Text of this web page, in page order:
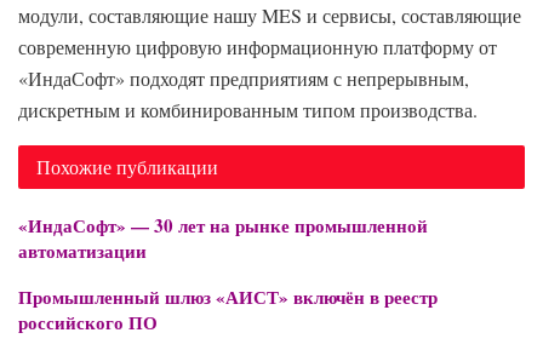
модули, составляющие нашу MES и сервисы, составляющие
современную цифровую информационную платформу от
«ИндаСофт» подходят предприятиям с непрерывным,
дискретным и комбинированным типом производства.
Похожие публикации
«ИндаСофт» — 30 лет на рынке промышленной
автоматизации
Промышленный шлюз «АИСТ» включён в реестр
российского ПО